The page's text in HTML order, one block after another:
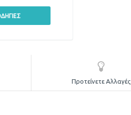
Προτείνετε Αλλαγές